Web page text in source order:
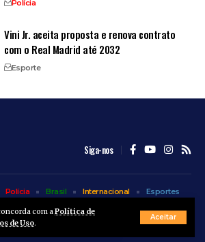
com aPolítica de
de Uso.
Aceitar
Polícia
Vini Jr. aceita proposta e renova contrato
com o Real Madrid até 2032
Esporte
Siga-nos
- 2025. Todos os direitos reservados.
Polícia Brasil Internacional
Esportes
Entretenimento